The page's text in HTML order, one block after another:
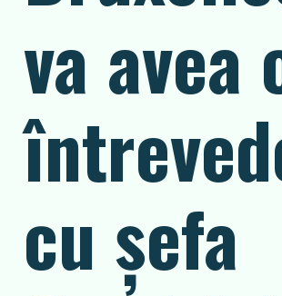
va avea
cu șefa